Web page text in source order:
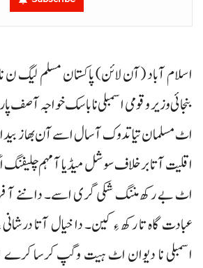
اسلام آباد (آن لائن) پاکستان مسلم لیگ ن
بنجائی وزیر و قومی اسمبلی نا باسک خواجہ آصف
اٹ مسلمان تیا تدوک آ سال اسے آن بھاز
اقلیت آتا برخلاف سوشل میڈیا آ مہم چلیفنگ
اٹ بے رکھ مننگ شکی گری اسے۔ دا ننے آ
عبادت گاہ تا رکھ ءِ کین۔ دا خیال آتا
اسمبلی نا دیوان اٹ ہیت وگپ کرسا کرے